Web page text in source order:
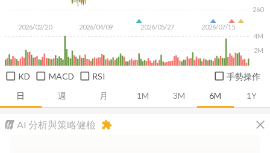
日 週 月 1M 3M 6M 1Y
2026/02/20 2026/04/09 2026/05/27 2026/07/15
260
2M
4M
KD MACD RSI 手勢操作
AI 分析與策略健檢 close
extension